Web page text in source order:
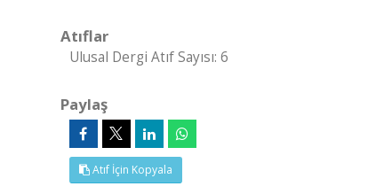
Atıflar
Ulusal Dergi Atıf Sayısı: 6
Paylaş
Atıf İçin Kopyala